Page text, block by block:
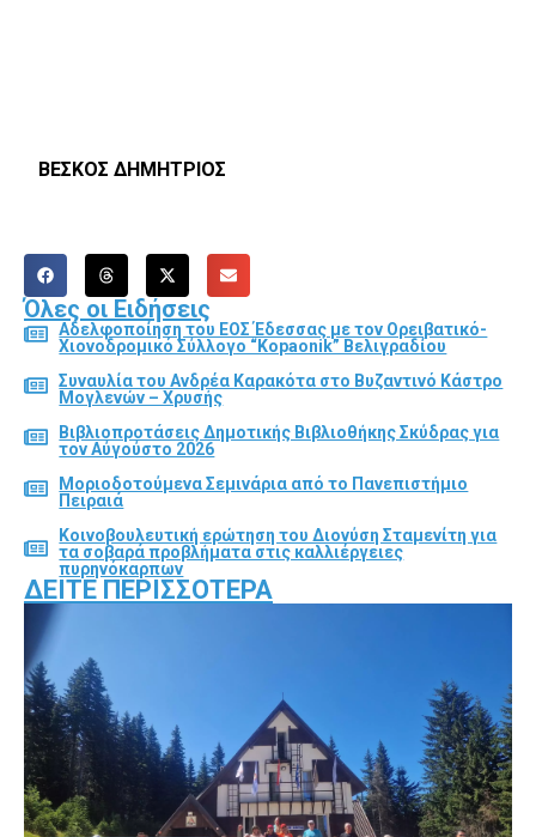
ΒΕΣΚΟΣ ΔΗΜΗΤΡΙΟΣ
Όλες οι Ειδήσεις
Αδελφοποίηση του ΕΟΣ Έδεσσας με τον Ορειβατικό-
Χιονοδρομικό Σύλλογο “Kopaonik” Βελιγραδίου
Συναυλία του Ανδρέα Καρακότα στο Βυζαντινό Κάστρο
Μογλενών – Χρυσής
Βιβλιοπροτάσεις Δημοτικής Βιβλιοθήκης Σκύδρας για
τον Αύγούστο 2026
Μοριοδοτούμενα Σεμινάρια από το Πανεπιστήμιο
Πειραιά
Κοινοβουλευτική ερώτηση του Διονύση Σταμενίτη για
τα σοβαρά προβλήματα στις καλλιέργειες
πυρηνόκαρπων
ΔΕΊΤΕ ΠΕΡΙΣΣΌΤΕΡΑ